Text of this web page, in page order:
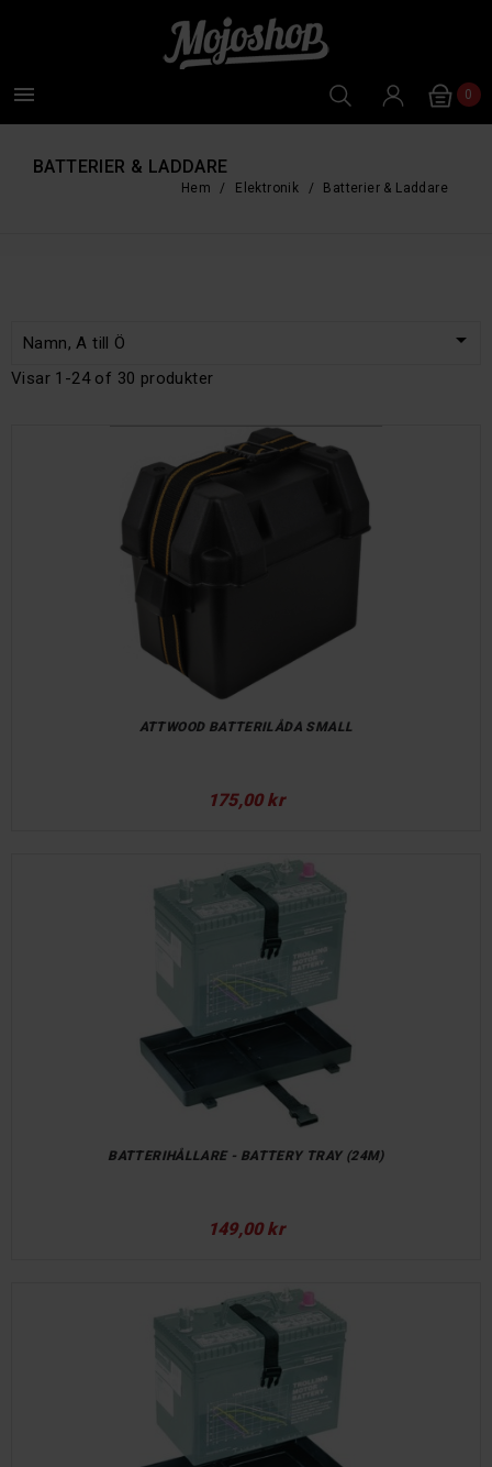
 0
BATTERIER & LADDARE
Hem Elektronik Batterier & Laddare
Namn, A till Ö 
Visar 1-24 of 30 produkter
ATTWOOD BATTERILÅDA SMALL
175,00 kr
BATTERIHÅLLARE - BATTERY TRAY (24M)
149,00 kr